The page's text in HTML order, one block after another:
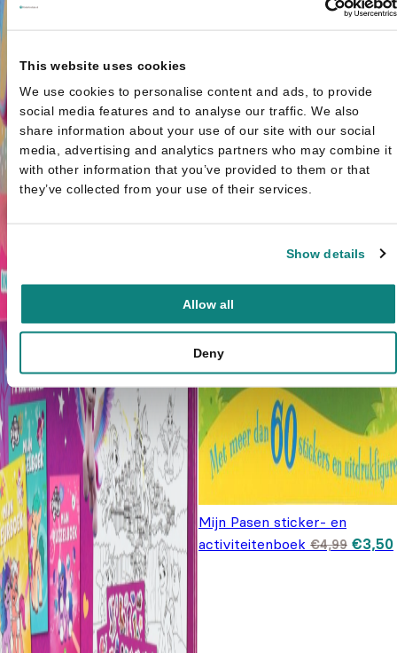
This website uses cookies
We use cookies to personalise content and ads, to provide
social media features and to analyse our traffic. We also
share information about your use of our site with our social
media, advertising and analytics partners who may combine it
with other information that you’ve provided to them or that
they’ve collected from your use of their services.
Show details
Allow all
Deny
Mijn Pasen sticker- en
activiteitenboek €4,99 prijs
€3,50